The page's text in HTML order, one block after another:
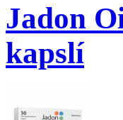
Jadon
kapslí